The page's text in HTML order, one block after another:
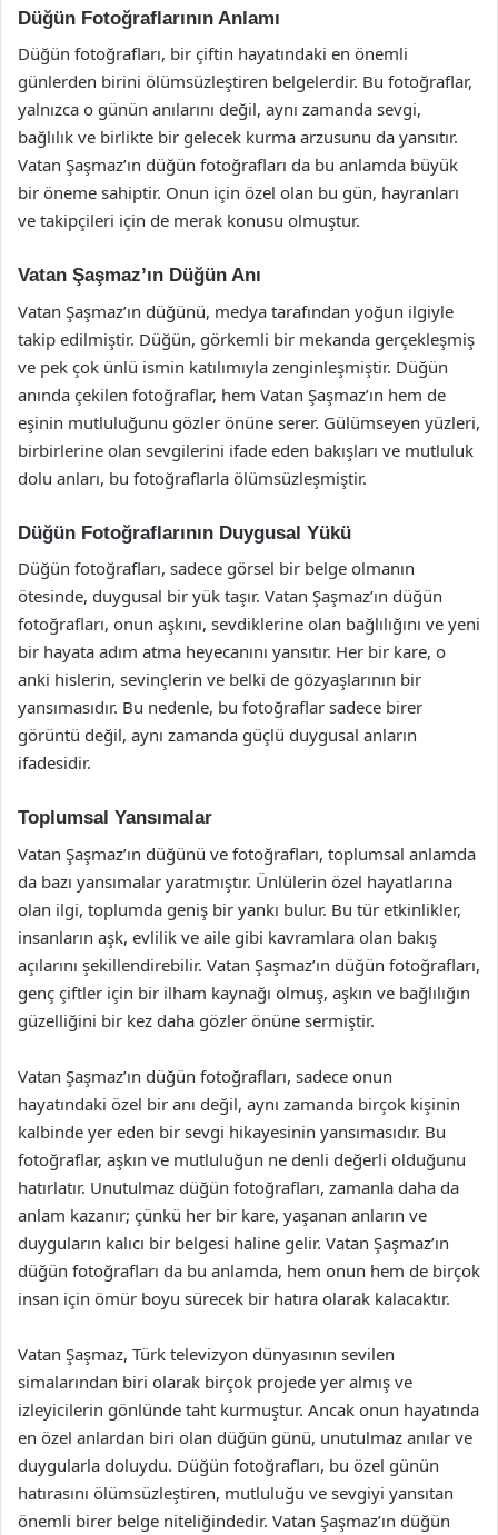
Düğün Fotoğraflarının Anlamı
Düğün fotoğrafları, bir çiftin hayatındaki en önemli
günlerden birini ölümsüzleştiren belgelerdir. Bu fotoğraflar,
yalnızca o günün anılarını değil, aynı zamanda sevgi,
bağlılık ve birlikte bir gelecek kurma arzusunu da yansıtır.
Vatan Şaşmaz’ın düğün fotoğrafları da bu anlamda büyük
bir öneme sahiptir. Onun için özel olan bu gün, hayranları
ve takipçileri için de merak konusu olmuştur.
Vatan Şaşmaz’ın Düğün Anı
Vatan Şaşmaz’ın düğünü, medya tarafından yoğun ilgiyle
takip edilmiştir. Düğün, görkemli bir mekanda gerçekleşmiş
ve pek çok ünlü ismin katılımıyla zenginleşmiştir. Düğün
anında çekilen fotoğraflar, hem Vatan Şaşmaz’ın hem de
eşinin mutluluğunu gözler önüne serer. Gülümseyen yüzleri,
birbirlerine olan sevgilerini ifade eden bakışları ve mutluluk
dolu anları, bu fotoğraflarla ölümsüzleşmiştir.
Düğün Fotoğraflarının Duygusal Yükü
Düğün fotoğrafları, sadece görsel bir belge olmanın
ötesinde, duygusal bir yük taşır. Vatan Şaşmaz’ın düğün
fotoğrafları, onun aşkını, sevdiklerine olan bağlılığını ve yeni
bir hayata adım atma heyecanını yansıtır. Her bir kare, o
anki hislerin, sevinçlerin ve belki de gözyaşlarının bir
yansımasıdır. Bu nedenle, bu fotoğraflar sadece birer
görüntü değil, aynı zamanda güçlü duygusal anların
ifadesidir.
Toplumsal Yansımalar
Vatan Şaşmaz’ın düğünü ve fotoğrafları, toplumsal anlamda
da bazı yansımalar yaratmıştır. Ünlülerin özel hayatlarına
olan ilgi, toplumda geniş bir yankı bulur. Bu tür etkinlikler,
insanların aşk, evlilik ve aile gibi kavramlara olan bakış
açılarını şekillendirebilir. Vatan Şaşmaz’ın düğün fotoğrafları,
genç çiftler için bir ilham kaynağı olmuş, aşkın ve bağlılığın
güzelliğini bir kez daha gözler önüne sermiştir.
Vatan Şaşmaz’ın düğün fotoğrafları, sadece onun
hayatındaki özel bir anı değil, aynı zamanda birçok kişinin
kalbinde yer eden bir sevgi hikayesinin yansımasıdır. Bu
fotoğraflar, aşkın ve mutluluğun ne denli değerli olduğunu
hatırlatır. Unutulmaz düğün fotoğrafları, zamanla daha da
anlam kazanır; çünkü her bir kare, yaşanan anların ve
duyguların kalıcı bir belgesi haline gelir. Vatan Şaşmaz’ın
düğün fotoğrafları da bu anlamda, hem onun hem de birçok
insan için ömür boyu sürecek bir hatıra olarak kalacaktır.
Vatan Şaşmaz, Türk televizyon dünyasının sevilen
simalarından biri olarak birçok projede yer almış ve
izleyicilerin gönlünde taht kurmuştur. Ancak onun hayatında
en özel anlardan biri olan düğün günü, unutulmaz anılar ve
duygularla doluydu. Düğün fotoğrafları, bu özel günün
hatırasını ölümsüzleştiren, mutluluğu ve sevgiyi yansıtan
önemli birer belge niteliğindedir. Vatan Şaşmaz’ın düğün